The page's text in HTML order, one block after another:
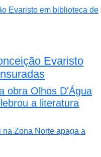
Evaristo
obra Olhos D'Água
a literatura